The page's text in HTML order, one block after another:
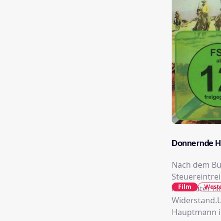
Donnernde
Nach dem
Ausbeuter
Hauptmann
Film